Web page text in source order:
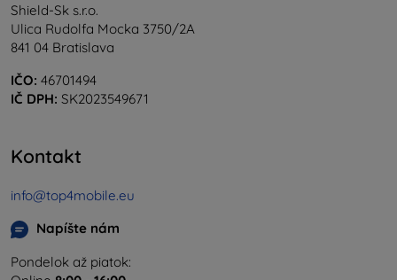
Shield-Sk s.r.o.
Ulica Rudolfa Mocka 3750/2A
841 04 Bratislava
IČO: 46701494
IČ DPH: SK2023549671
Kontakt
info@top4mobile.eu
Napíšte nám
Pondelok až piatok: